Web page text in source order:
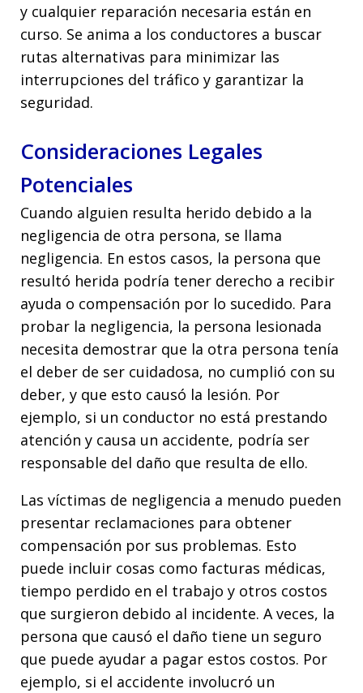
y cualquier reparación necesaria están en
curso. Se anima a los conductores a buscar
rutas alternativas para minimizar las
interrupciones del tráfico y garantizar la
seguridad.
Consideraciones Legales
Potenciales
Cuando alguien resulta herido debido a la
negligencia de otra persona, se llama
negligencia. En estos casos, la persona que
resultó herida podría tener derecho a recibir
ayuda o compensación por lo sucedido. Para
probar la negligencia, la persona lesionada
necesita demostrar que la otra persona tenía
el deber de ser cuidadosa, no cumplió con su
deber, y que esto causó la lesión. Por
ejemplo, si un conductor no está prestando
atención y causa un accidente, podría ser
responsable del daño que resulta de ello.
Las víctimas de negligencia a menudo pueden
presentar reclamaciones para obtener
compensación por sus problemas. Esto
puede incluir cosas como facturas médicas,
tiempo perdido en el trabajo y otros costos
que surgieron debido al incidente. A veces, la
persona que causó el daño tiene un seguro
que puede ayudar a pagar estos costos. Por
ejemplo, si el accidente involucró un